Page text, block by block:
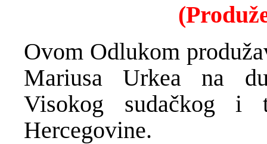
Ovom Odlukom
Mariusa Urkea na
Visokog sudačkog i
Hercegovine.